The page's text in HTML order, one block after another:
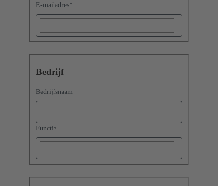
E-mailadres*
Bedrijf
Bedrijfsnaam
Functie